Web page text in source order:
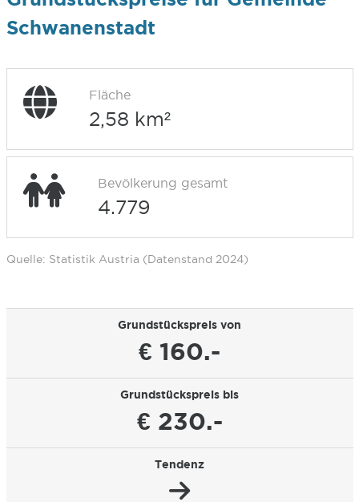
Schwanenstadt
Fläche
2,58 km²
Bevölkerung gesamt
4.779
Quelle: Statistik Austria (Datenstand 2024)
Grundstückspreis von
€ 160.-
Grundstückspreis bis
€ 230.-
Tendenz